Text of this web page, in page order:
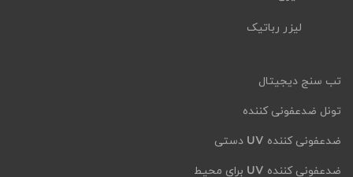
لیزر رباتیک
تب سنج دیجیتال
تونل ضدعفونی کننده
ضدعفونی کننده UV دستی
ضدعفونی کننده UV برای محیط